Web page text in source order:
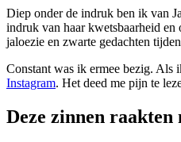
Diep onder de indruk ben ik van
indruk van haar kwetsbaarheid
jaloezie en zwarte gedachten
Constant was ik ermee bezig. Als
Instagram. Het deed me pijn te
Deze zinnen raakten